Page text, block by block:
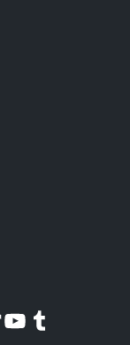
YouTube チャンネルへ Tumblr アカウントへ